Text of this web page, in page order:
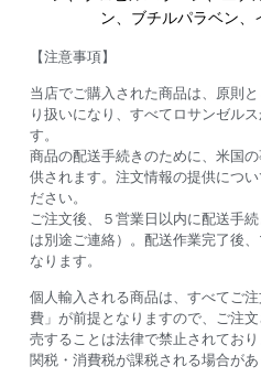
ン、ブチルパラベン
【注意事項】
当店でご購入された商品は、原則
り扱いになり、すべてロサンゼル
す。
商品の配送手続きのために、米国
供されます。注文情報の提供につ
ださい。
ご注文後、５営業日以内に配送手
は別途ご連絡）。配送作業完了後
なります。
個人輸入される商品は、すべてご
費」が前提となりますので、ご注
売することは法律で禁止されており
関税・消費税が課税される場合があ